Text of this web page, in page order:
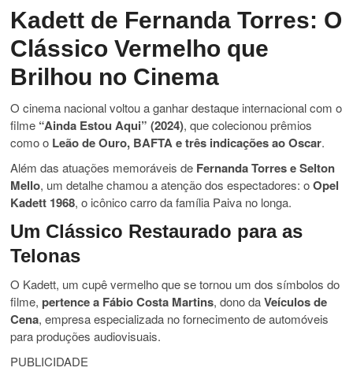
Kadett de Fernanda Torres: O
Clássico Vermelho que
Brilhou no Cinema
O cinema nacional voltou a ganhar destaque internacional com o
filme “Ainda Estou Aqui” (2024), que colecionou prêmios
como o Leão de Ouro, BAFTA e três indicações ao Oscar.
Além das atuações memoráveis de Fernanda Torres e Selton
Mello, um detalhe chamou a atenção dos espectadores: oOpel
Kadett 1968, o icônico carro da família Paiva no longa.
Um Clássico Restaurado para as
Telonas
O Kadett, um cupê vermelho que se tornou um dos símbolos do
filme,pertence a Fábio Costa Martins, dono daVeículos de
Cena, empresa especializada no fornecimento de automóveis
para produções audiovisuais.
PUBLICIDADE